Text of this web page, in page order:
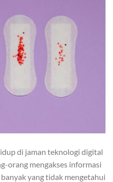
di jaman teknologi digital
orang mengakses informasi
yang tidak mengetahui